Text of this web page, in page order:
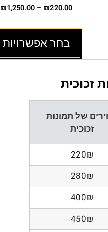
₪220.00
–
₪1,250.00
בחר אפשרויות
זכוכית
של תמונות
זכוכית
220₪
280₪
400₪
450₪